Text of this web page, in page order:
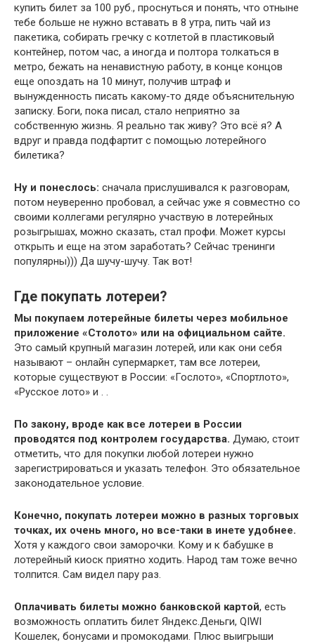
купить билет за 100 руб., проснуться и понять, что отныне
тебе больше не нужно вставать в 8 утра, пить чай из
пакетика, собирать гречку с котлетой в пластиковый
контейнер, потом час, а иногда и полтора толкаться в
метро, бежать на ненавистную работу, в конце концов
еще опоздать на 10 минут, получив штраф и
вынужденность писать какому-то дяде объяснительную
записку. Боги, пока писал, стало неприятно за
собственную жизнь. Я реально так живу? Это всё я? А
вдруг и правда подфартит с помощью лотерейного
билетика?
Ну и понеслось: сначала прислушивался к разговорам,
потом неуверенно пробовал, а сейчас уже я совместно со
своими коллегами регулярно участвую в лотерейных
розыгрышах, можно сказать, стал профи. Может курсы
открыть и еще на этом заработать? Сейчас тренинги
популярны))) Да шучу-шучу. Так вот!
Где покупать лотереи?
Мы покупаем лотерейные билеты через мобильное
приложение «Столото» или на официальном сайте.
Это самый крупный магазин лотерей, или как они себя
называют – онлайн супермаркет, там все лотереи,
которые существуют в России: «Гослото», «Спортлото»,
«Русское лото» и . .
По закону, вроде как все лотереи в России
проводятся под контролем государства. Думаю, стоит
отметить, что для покупки любой лотереи нужно
зарегистрироваться и указать телефон. Это обязательное
законодательное условие.
Конечно, покупать лотереи можно в разных торговых
точках, их очень много, но все-таки в инете удобнее.
Хотя у каждого свои заморочки. Кому и к бабушке в
лотерейный киоск приятно ходить. Народ там тоже вечно
толпится. Сам видел пару раз.
Оплачивать билеты можно банковской картой, есть
возможность оплатить билет Яндекс.Деньги, QIWI
Кошелек, бонусами и промокодами. Плюс выигрыши